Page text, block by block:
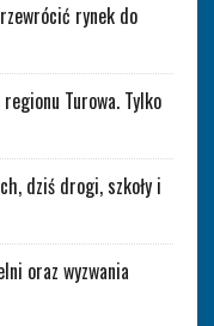
rynek do
Turowa. Tylko
dziś drogi, szkoły i
oraz wyzwania